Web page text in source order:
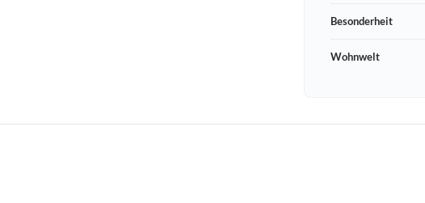
Besonderheit
Wohnwelt